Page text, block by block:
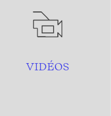
VIDÉOS